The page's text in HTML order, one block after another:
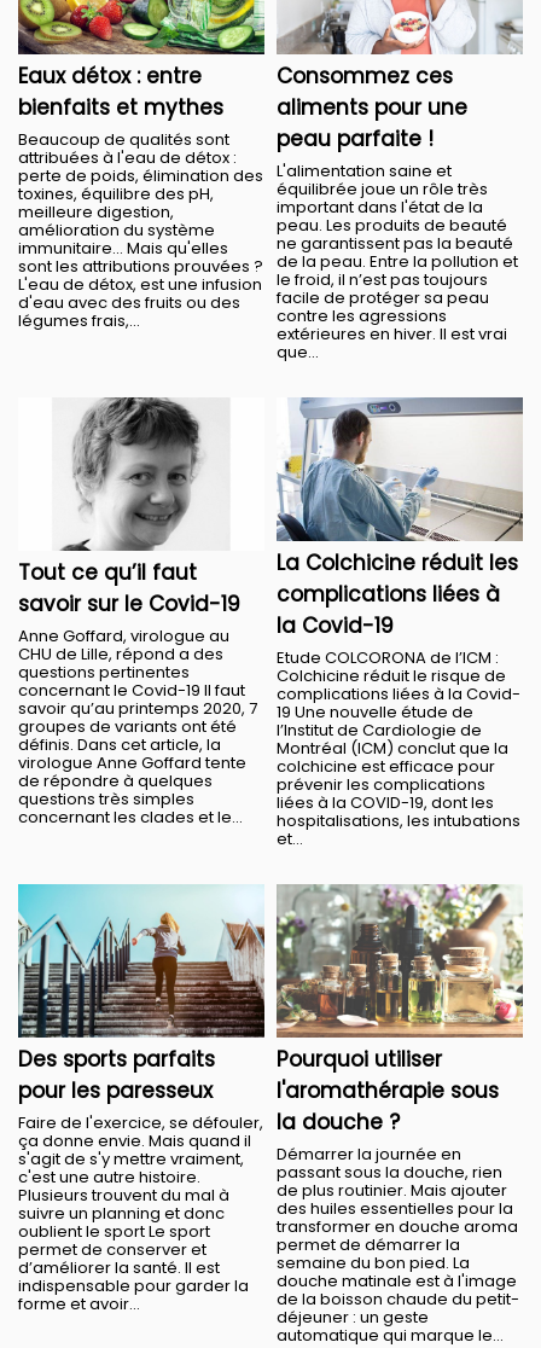
Eaux détox : entre
bienfaits et mythes
Beaucoup de qualités sont
attribuées à l'eau de détox :
perte de poids, élimination des
toxines, équilibre des pH,
meilleure digestion,
amélioration du système
immunitaire... Mais qu'elles
sont les attributions prouvées ?
L'eau de détox, est une infusion
d'eau avec des fruits ou des
légumes frais,...
Consommez ces
aliments pour une
peau parfaite !
L'alimentation saine et
équilibrée joue un rôle très
important dans l'état de la
peau. Les produits de beauté
ne garantissent pas la beauté
de la peau. Entre la pollution et
le froid, il n’est pas toujours
facile de protéger sa peau
contre les agressions
extérieures en hiver. Il est vrai
que...
Tout ce qu’il faut
savoir sur le Covid-19
Anne Goffard, virologue au
CHU de Lille, répond a des
questions pertinentes
concernant le Covid-19 Il faut
savoir qu’au printemps 2020, 7
groupes de variants ont été
définis. Dans cet article, la
virologue Anne Goffard tente
de répondre à quelques
questions très simples
concernant les clades et le...
La Colchicine réduit les
complications liées à
la Covid-19
Etude COLCORONA de l’ICM :
Colchicine réduit le risque de
complications liées à la Covid-
19 Une nouvelle étude de
l’Institut de Cardiologie de
Montréal (ICM) conclut que la
colchicine est efficace pour
prévenir les complications
liées à la COVID-19, dont les
hospitalisations, les intubations
et...
Des sports parfaits
pour les paresseux
Faire de l'exercice, se défouler,
ça donne envie. Mais quand il
s'agit de s'y mettre vraiment,
c'est une autre histoire.
Plusieurs trouvent du mal à
suivre un planning et donc
oublient le sport Le sport
permet de conserver et
d’améliorer la santé. Il est
indispensable pour garder la
forme et avoir...
Pourquoi utiliser
l'aromathérapie sous
la douche ?
Démarrer la journée en
passant sous la douche, rien
de plus routinier. Mais ajouter
des huiles essentielles pour la
transformer en douche aroma
permet de démarrer la
semaine du bon pied. La
douche matinale est à l'image
de la boisson chaude du petit-
déjeuner : un geste
automatique qui marque le...